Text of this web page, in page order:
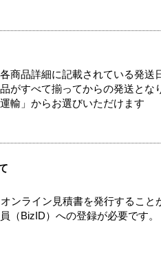
商品詳細に記載されている発送
がすべて揃ってからの発送とな
輸」からお選びいただけます
ンライン見積書を発行すること
（BizID）への登録が必要です。